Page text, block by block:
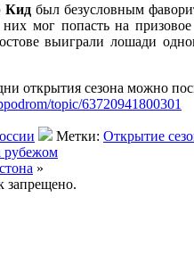
Кид был безусловным
мог попасть на
выиграли лошади
открытия сезона можно
topic/63720941800301
Метки: Открытие
рубежом
»
запрещено.